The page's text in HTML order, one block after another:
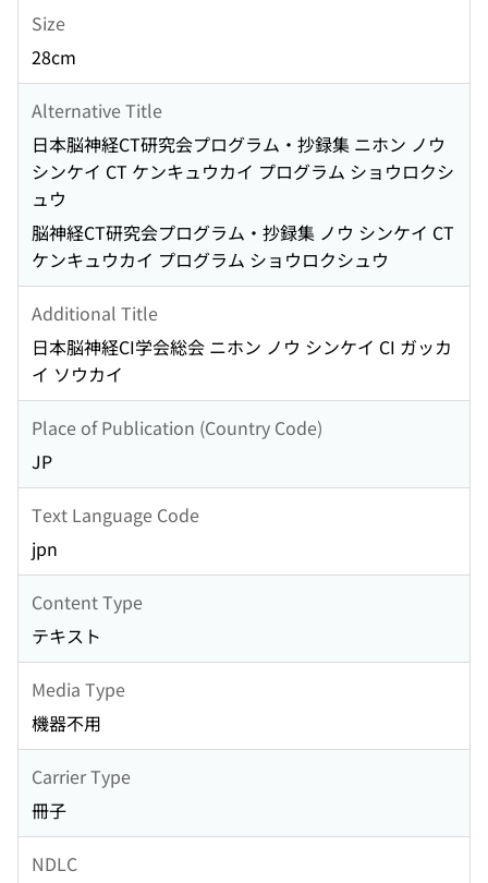
Size
28cm
Alternative Title
日本脳神経CT研究会プログラム・抄録集 ニホン ノウ
シンケイ CT ケンキュウカイ プログラム ショウロクシ
ュウ
脳神経CT研究会プログラム・抄録集 ノウ シンケイ CT
ケンキュウカイ プログラム ショウロクシュウ
Additional Title
日本脳神経CI学会総会 ニホン ノウ シンケイ CI ガッカ
イ ソウカイ
Place of Publication (Country Code)
JP
Text Language Code
jpn
Content Type
テキスト
Media Type
機器不用
Carrier Type
冊子
NDLC